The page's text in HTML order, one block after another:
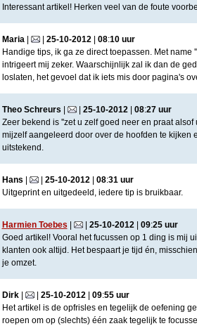
Interessant artikel! Herken veel van de foute
Maria| | 25-10-2012| 08:10 uur
Handige tips, ik ga ze direct toepassen. Met name
intrigeert mij zeker. Waarschijnlijk zal ik dan de
loslaten, het gevoel dat ik iets mis door pagina's
Theo Schreurs | 25-10-2012| 08:27 uur
Zeer bekend is ''zet u zelf goed neer en praat
mijzelf aangeleerd door over de hoofden te kijken
uitstekend.
Hans | 25-10-2012| 08:31 uur
Uitgeprint en uitgedeeld, iedere tip is bruikbaar.
Harmien Toebes | 25-10-2012| 09:25 uur
Goed artikel! Vooral het fucussen op 1 ding is mij
klanten ook altijd. Het bespaart je tijd én,
je omzet.
Dirk| | 25-10-2012| 09:55 uur
Het artikel is de opfrisles en tegelijk de oefening
roepen om op (slechts) één zaak tegelijk te